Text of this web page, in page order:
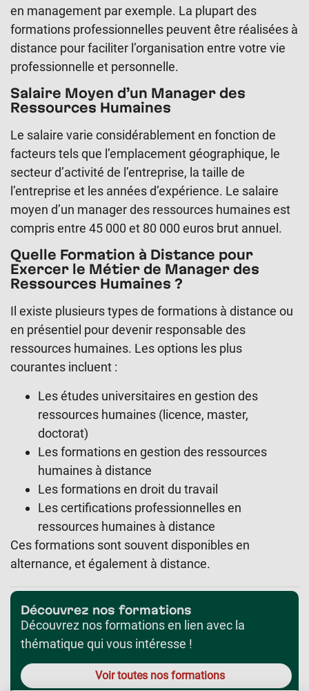
en management par exemple. La plupart des
formations professionnelles peuvent être réalisées à
distance pour faciliter l’organisation entre votre vie
professionnelle et personnelle.
Salaire Moyen d’un Manager des
Ressources Humaines
Le salaire varie considérablement en fonction de
facteurs tels que l’emplacement géographique, le
secteur d’activité de l’entreprise, la taille de
l’entreprise et les années d’expérience. Le salaire
moyen d’un manager des ressources humaines est
compris entre 45 000 et 80 000 euros brut annuel.
Quelle Formation à Distance pour
Exercer le Métier de Manager des
Ressources Humaines ?
Il existe plusieurs types de formations à distance ou
en présentiel pour devenir responsable des
ressources humaines. Les options les plus
courantes incluent :
Les études universitaires en gestion des
ressources humaines (licence, master,
doctorat)
Les formations en gestion des ressources
humaines à distance
Les formations en droit du travail
Les certifications professionnelles en
ressources humaines à distance
Ces formations sont souvent disponibles en
alternance, et également à distance.
Découvrez nos formations
Découvrez nos formations en lien avec la
thématique qui vous intéresse !
Voir toutes nos formations